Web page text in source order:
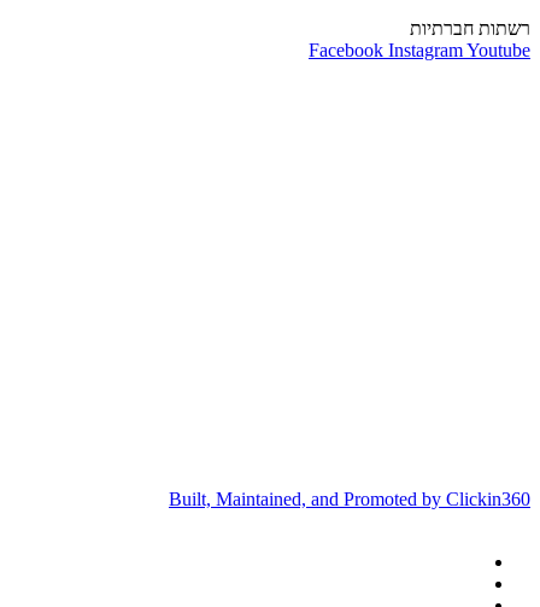
רשתות חברתיות
Facebook InstagramYoutube
Built, Maintained, and Promoted by Clickin360